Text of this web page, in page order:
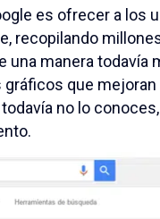
es ofrecer a los
recopilando
una manera todavía
que mejoran
no lo